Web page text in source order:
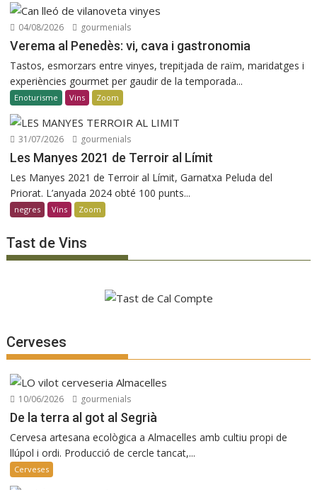
04/08/2026 gourmenials
Verema al Penedès: vi, cava i gastronomia
Tastos, esmorzars entre vinyes, trepitjada de raïm, maridatges i
experiències gourmet per gaudir de la temporada...
Enoturisme Vins Zoom
31/07/2026 gourmenials
Les Manyes 2021 de Terroir al Límit
Les Manyes 2021 de Terroir al Límit, Garnatxa Peluda del
Priorat. L’anyada 2024 obté 100 punts...
negres Vins Zoom
Tast de Vins
Cerveses
10/06/2026 gourmenials
De la terra al got al Segrià
Cervesa artesana ecològica a Almacelles amb cultiu propi de
llúpol i ordi. Producció de cercle tancat,...
Cerveses